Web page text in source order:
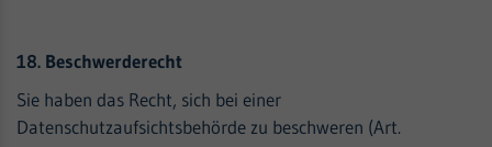
18. Beschwerderecht
Sie haben das Recht, sich bei einer
Datenschutzaufsichtsbehörde zu beschweren (Art.